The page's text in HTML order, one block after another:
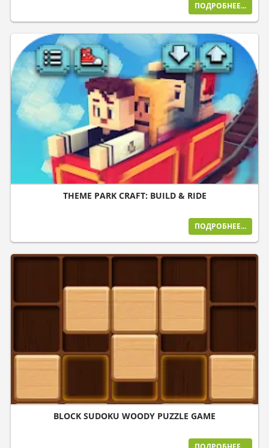
ПОДРОБНЕЕ...
THEME PARK CRAFT: BUILD & RIDE
ПОДРОБНЕЕ...
BLOCK SUDOKU WOODY PUZZLE GAME